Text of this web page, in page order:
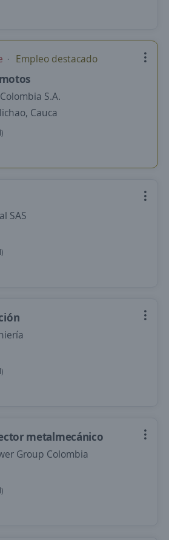
Empleo destacado
S.A.
Cauca
SAS
metalmecánico
Group Colombia